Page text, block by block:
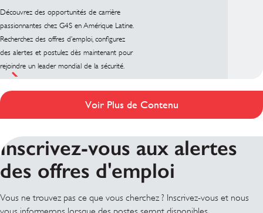
Découvrez des opportunités de carrière
passionnantes chez G4S en Amérique Latine.
Recherchez des offres d’emploi, configurez
des alertes et postulez dès maintenant pour
rejoindre un leader mondial de la sécurité.
Voir Plus de Contenu
Inscrivez-vous aux alertes
des offres d'emploi
Vous ne trouvez pas ce que vous cherchez ? Inscrivez-vous et nous